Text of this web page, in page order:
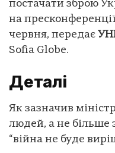
постачати зброю
на
червня, передає
Sofia Globe.
Деталі
Як зазначив
людей, а не більше
“війна не буде